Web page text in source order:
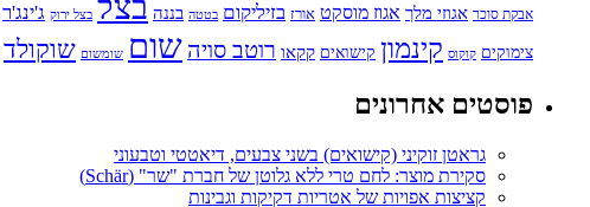
אבקת סוכר אגוזי מלך אגוז מוסקט אורז בזיליקום בטטה בננה בצל ירוק ג'ינג'ר
צימוקים קוקוס קינמון קישואים קקאו רוטב סויה שום שומשום שוקולד
פוסטים אחרונים
גראטן זוקיני (קישואים) בשני צבעים, דיאטטי וטבעוני
סקירת מוצר: לחם טרי ללא גלוטן של חברת "שר" (Schär)
קציצות אפויות של אטריות דקיקות וגבינות